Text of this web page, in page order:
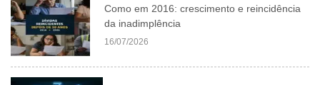
Como em 2016: crescimento e reincidência
da inadimplência
16/07/2026